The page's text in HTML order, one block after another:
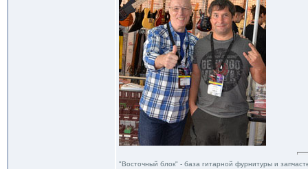
"Восточный блок" - база гитарной фурнитуры и